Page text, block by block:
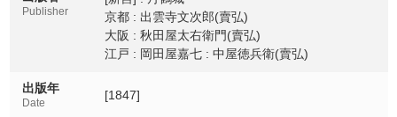
Publisher
京都 : 出雲寺文次郎(賣弘)
大阪 : 秋田屋太右衛門(賣弘)
江戸 : 岡田屋嘉七 : 中屋徳兵衛(賣弘)
出版年
Date
[1847]